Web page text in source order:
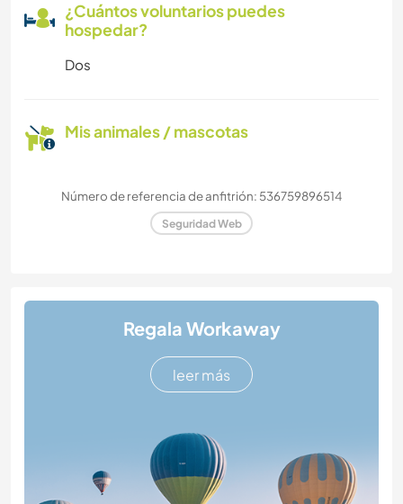
¿Cuántos voluntarios puedes
hospedar?
Dos
Mis animales / mascotas
Número de referencia de anfitrión: 536759896514
Seguridad Web
Regala Workaway
leer más